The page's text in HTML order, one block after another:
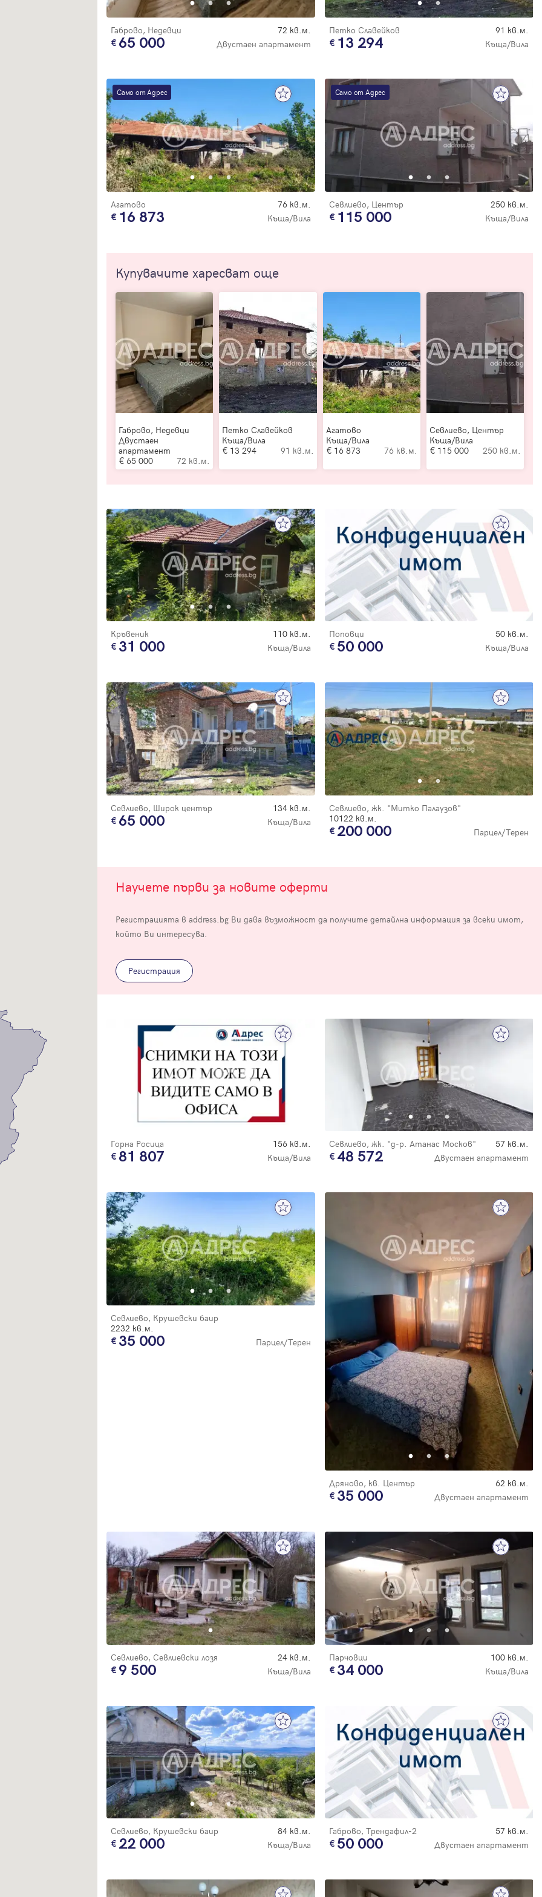
Габрово, Недевци 72 кв.м.
65 000 Двустаен апартамент
Петко Славейков 91 кв.м.
13 294 Къща/Вила
Само от Адрес
Агатово 76 кв.м.
16 873 Къща/Вила
Само от Адрес
Севлиево, Център 250 кв.м.
115 000 Къща/Вила
Купувачите харесват още
Габрово, Недевци
Двустаен
апартамент
65 000
72 кв.м.
Петко Славейков
Къща/Вила
13 294
91 кв.м.
Агатово
Къща/Вила
16 873
76 кв.м.
Севлиево, Център
Къща/Вила
115 000
250 кв.м.
Кръвеник 110 кв.м.
31 000 Къща/Вила
Поповци 50 кв.м.
50 000 Къща/Вила
Севлиево, Широк център 134 кв.м.
65 000 Къща/Вила
Севлиево, жк. "Митко Палаузов"
10122 кв.м.
200 000 Парцел/Терен
Научете първи за новите оферти
Регистрацията в address.bg Ви дава възможност да получите детайлна информация за всеки имот,
който Ви интересува.
Регистрация
Горна Росица 156 кв.м.
81 807 Къща/Вила
Севлиево, жк. "д-р. Атанас Москов" 57 кв.м.
48 572 Двустаен апартамент
Севлиево, Крушевски баир
2232 кв.м.
35 000 Парцел/Терен
Дряново, кв. Център 62 кв.м.
35 000 Двустаен апартамент
Севлиево, Севлиевски лозя 24 кв.м.
9 500 Къща/Вила
Парчовци 100 кв.м.
34 000 Къща/Вила
Севлиево, Крушевски баир 84 кв.м.
22 000 Къща/Вила
Габрово, Трендафил-2 57 кв.м.
50 000 Двустаен апартамент
Благодарим ви! Проверете имейл адрес си, за да активирате
регистрацията.
Успех!
Благодарим ви! Очаквайте скоро да се свържем с вас!
Продължи с Google
или влезте с имейл
Имейл
Забравена парола
Регистрация